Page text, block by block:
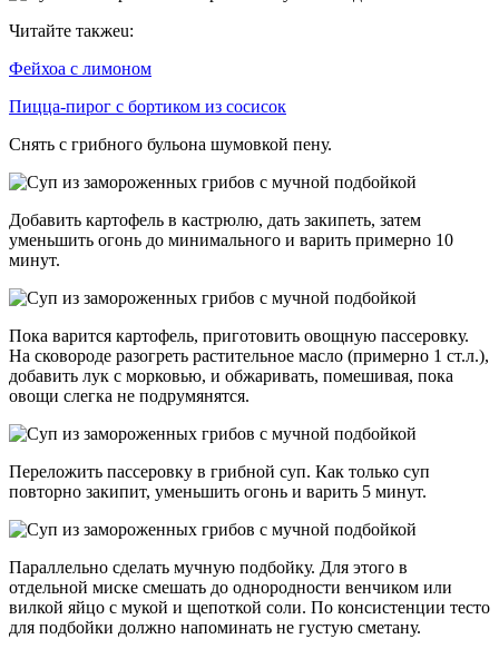
Читайте такжеu:
Фейхоа с лимоном
Пицца-пирог с бортиком из сосисок
Снять с грибного бульона шумовкой пену.
Добавить картофель в кастрюлю, дать закипеть, затем
уменьшить огонь до минимального и варить примерно 10
минут.
Пока варится картофель, приготовить овощную пассеровку.
На сковороде разогреть растительное масло (примерно 1 ст.л.),
добавить лук с морковью, и обжаривать, помешивая, пока
овощи слегка не подрумянятся.
Переложить пассеровку в грибной суп. Как только суп
повторно закипит, уменьшить огонь и варить 5 минут.
Параллельно сделать мучную подбойку. Для этого в
отдельной миске смешать до однородности венчиком или
вилкой яйцо с мукой и щепоткой соли. По консистенции тесто
для подбойки должно напоминать не густую сметану.